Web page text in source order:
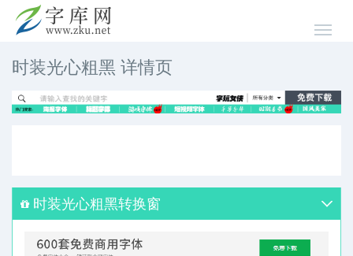
时装光心粗黑 详情页
时装光心粗黑转换窗